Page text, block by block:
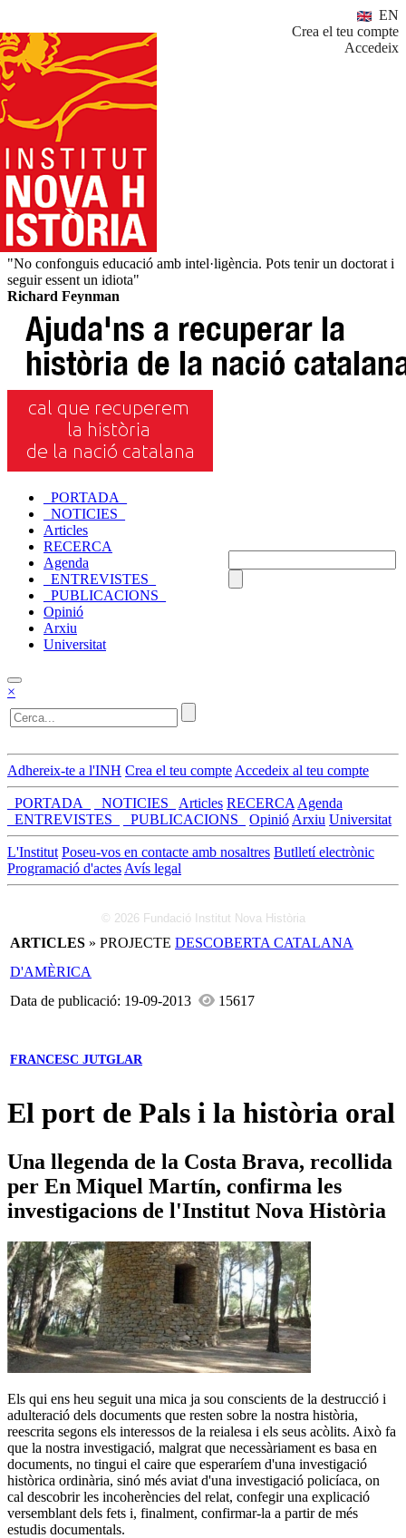
EN
Crea el teu compte
Accedeix
"No confonguis educació amb intel·ligència. Pots tenir un doctorat i
seguir essent un idiota"
Richard Feynman
_PORTADA_
_NOTICIES_
Articles
RECERCA
Agenda
_ENTREVISTES_
_PUBLICACIONS_
Opinió
Arxiu
Universitat
×
Adhereix-te a l'INH Crea el teu compte Accedeix al teu compte
_PORTADA_ _NOTICIES_ Articles RECERCA Agenda
_ENTREVISTES_
_PUBLICACIONS_ Opinió Arxiu Universitat
L'Institut Poseu-vos en contacte amb nosaltres Butlletí electrònic
Programació d'actes Avís legal
© 2026 Fundació Institut Nova Història
ARTICLES » PROJECTE DESCOBERTA CATALANA
D'AMÈRICA
Data de publicació: 19-09-2013
15617
FRANCESC JUTGLAR
El port de Pals i la història oral
Una llegenda de la Costa Brava, recollida
per En Miquel Martín, confirma les
investigacions de l'Institut Nova Història
Els qui ens heu seguit una mica ja sou conscients de la destrucció i
adulteració dels documents que resten sobre la nostra història,
reescrita segons els interessos de la reialesa i els seus acòlits. Això fa
que la nostra investigació, malgrat que necessàriament es basa en
documents, no tingui el caire que esperaríem d'una investigació
històrica ordinària, sinó més aviat d'una investigació policíaca, on
cal descobrir les incoherències del relat, confegir una explicació
versemblant dels fets i, finalment, confirmar-la a partir de més
estudis documentals.